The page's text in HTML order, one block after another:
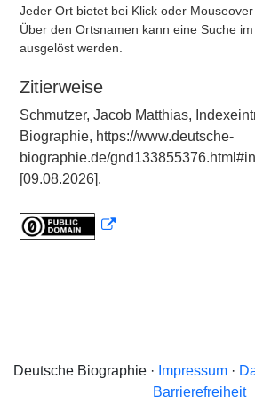
Jeder Ort bietet bei Klick oder Mouseover
Über den Ortsnamen kann eine Suche
ausgelöst werden.
Zitierweise
Schmutzer, Jacob Matthias,
Biographie, https://www.deutsche-
biographie.de/
[09.08.2026].
Deutsche Biographie · Impressum·
Barrierefreiheit